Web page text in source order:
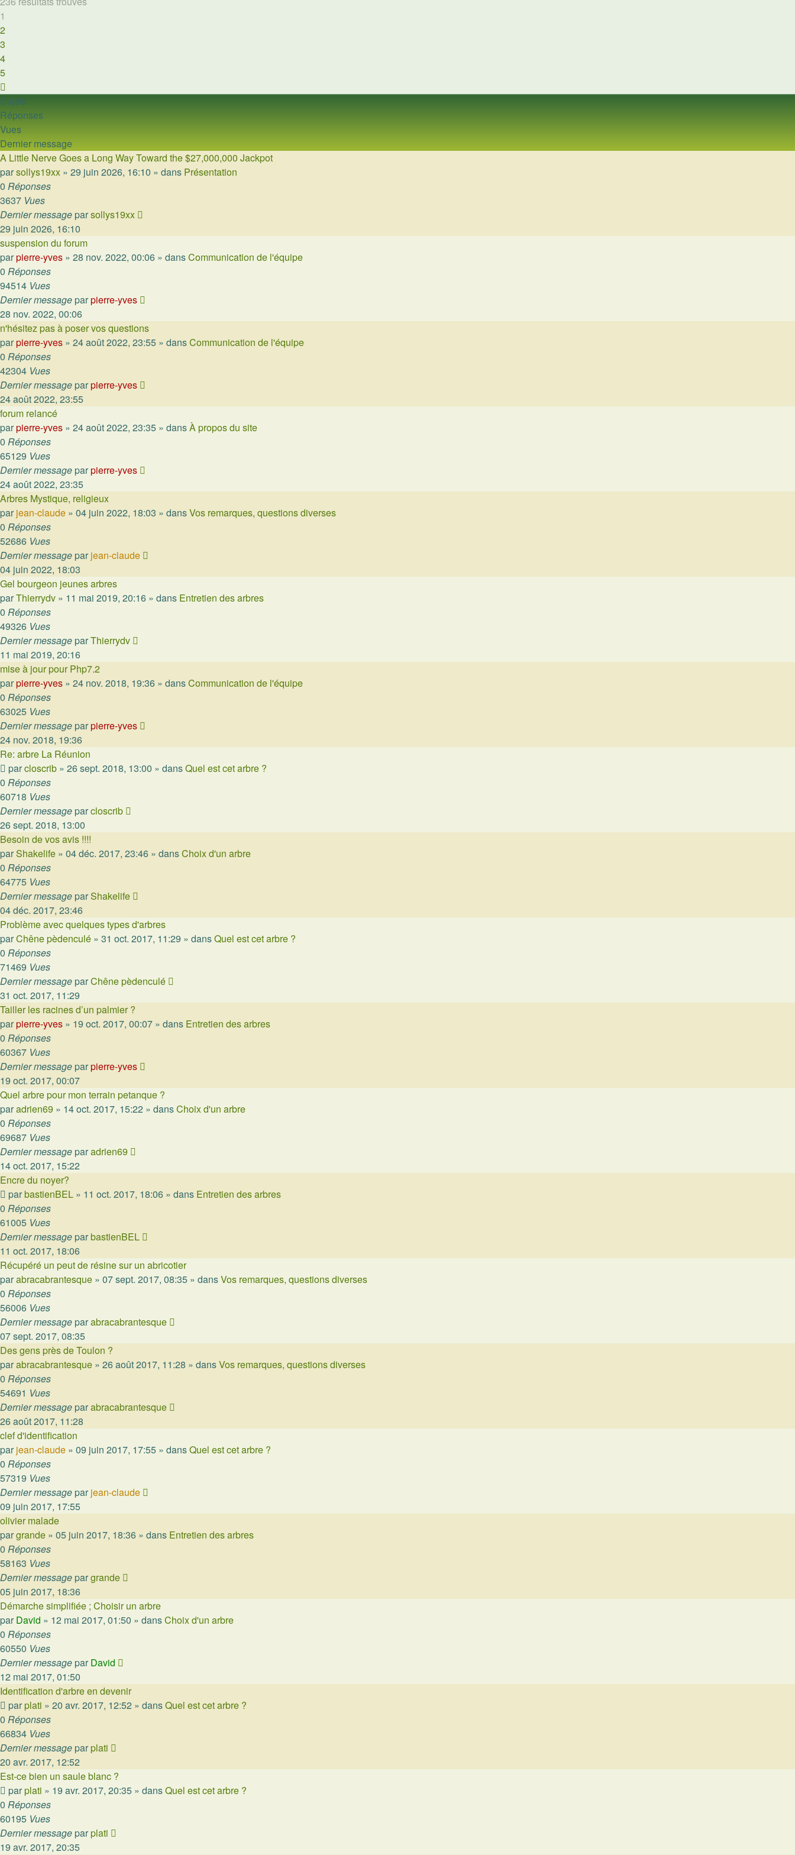
1
2
3
4
5
Sujets
Réponses
Vues
Dernier message
A Little Nerve Goes a Long Way Toward the $27,000,000 Jackpot
parsollys19xx » 29 juin 2026, 16:10 » dans Présentation
0 Réponses
3637 Vues
Dernier message parsollys19xx
29 juin 2026, 16:10
suspension du forum
parpierre-yves » 28 nov. 2022, 00:06 » dansCommunication de l'équipe
0 Réponses
94514 Vues
Dernier messageparpierre-yves
28 nov. 2022, 00:06
n'hésitez pas à poser vos questions
parpierre-yves » 24 août 2022, 23:55 » dansCommunication de l'équipe
0 Réponses
42304 Vues
Dernier message parpierre-yves
24 août 2022, 23:55
forum relancé
parpierre-yves » 24 août 2022, 23:35 » dansÀ propos du site
0 Réponses
65129 Vues
Dernier messageparpierre-yves
24 août 2022, 23:35
Arbres Mystique, religieux
par jean-claude » 04 juin 2022, 18:03 » dansVos remarques, questions diverses
0 Réponses
52686 Vues
Dernier message par jean-claude
04 juin 2022, 18:03
Gel bourgeon jeunes arbres
parThierrydv » 11 mai 2019, 20:16 » dans Entretien des arbres
0 Réponses
49326 Vues
Dernier messageparThierrydv
11 mai 2019, 20:16
mise à jour pour Php7.2
parpierre-yves » 24 nov. 2018, 19:36 » dansCommunication de l'équipe
0 Réponses
63025 Vues
Dernier message parpierre-yves
24 nov. 2018, 19:36
Re: arbre La Réunion
parcloscrib » 26 sept. 2018, 13:00 » dansQuel est cet arbre ?
0 Réponses
60718 Vues
Dernier messageparcloscrib
26 sept. 2018, 13:00
Besoin de vos avis !!!!
parShakelife » 04 déc. 2017, 23:46 » dansChoix d'un arbre
0 Réponses
64775 Vues
Dernier message parShakelife
04 déc. 2017, 23:46
Problème avec quelques types d'arbres
parChêne pèdenculé » 31 oct. 2017, 11:29 » dansQuel est cet arbre ?
0 Réponses
71469 Vues
Dernier messageparChêne pèdenculé
31 oct. 2017, 11:29
Tailler les racines d’un palmier ?
parpierre-yves » 19 oct. 2017, 00:07 » dans Entretien des arbres
0 Réponses
60367 Vues
Dernier message parpierre-yves
19 oct. 2017, 00:07
Quel arbre pour mon terrain petanque ?
paradrien69 » 14 oct. 2017, 15:22 » dansChoix d'un arbre
0 Réponses
69687 Vues
Dernier messageparadrien69
14 oct. 2017, 15:22
Encre du noyer?
parbastienBEL » 11 oct. 2017, 18:06 » dans Entretien des arbres
0 Réponses
61005 Vues
Dernier message parbastienBEL
11 oct. 2017, 18:06
Récupéré un peut de résine sur un abricotier
parabracabrantesque » 07 sept. 2017, 08:35 » dansVos remarques, questions diverses
0 Réponses
56006 Vues
Dernier messageparabracabrantesque
07 sept. 2017, 08:35
Des gens près de Toulon ?
parabracabrantesque » 26 août 2017, 11:28 » dansVos remarques, questions diverses
0 Réponses
54691 Vues
Dernier message parabracabrantesque
26 août 2017, 11:28
clef d'identification
parjean-claude » 09 juin 2017, 17:55 » dansQuel est cet arbre ?
0 Réponses
57319 Vues
Dernier messageparjean-claude
09 juin 2017, 17:55
olivier malade
pargrande » 05 juin 2017, 18:36 » dans Entretien des arbres
0 Réponses
58163 Vues
Dernier message pargrande
05 juin 2017, 18:36
Démarche simplifiée ; Choisir un arbre
parDavid » 12 mai 2017, 01:50 » dansChoix d'un arbre
0 Réponses
60550 Vues
Dernier messageparDavid
12 mai 2017, 01:50
Identification d'arbre en devenir
parplati » 20 avr. 2017, 12:52 » dansQuel est cet arbre ?
0 Réponses
66834 Vues
Dernier message parplati
20 avr. 2017, 12:52
Est-ce bien un saule blanc ?
parplati » 19 avr. 2017, 20:35 » dansQuel est cet arbre ?
0 Réponses
60195 Vues
Dernier messageparplati
19 avr. 2017, 20:35